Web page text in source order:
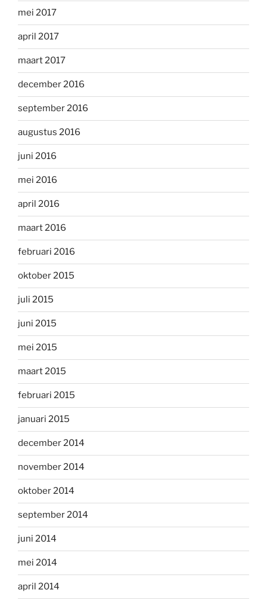
mei 2017
april 2017
maart 2017
december 2016
september 2016
augustus 2016
juni 2016
mei 2016
april 2016
maart 2016
februari 2016
oktober 2015
juli 2015
juni 2015
mei 2015
maart 2015
februari 2015
januari 2015
december 2014
november 2014
oktober 2014
september 2014
juni 2014
mei 2014
april 2014